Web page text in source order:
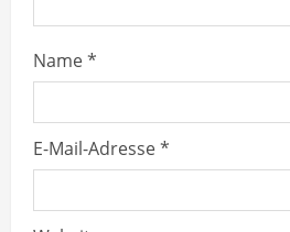
Name*
E-Mail-Adresse*